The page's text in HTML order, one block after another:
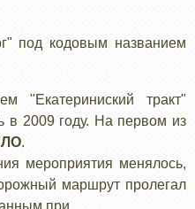
под кодовым названием
"Екатериниский тракт"
в 2009 году. На первом из
.
мероприятия менялось,
маршрут пролегал
при